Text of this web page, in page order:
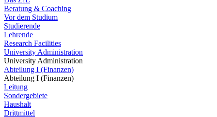
Beratung & Coaching
Vor dem Studium
Studierende
Lehrende
Research Facilities
University Administration
University Administration
Abteilung I (Finanzen)
Abteilung I (Finanzen)
Leitung
Sondergebiete
Haushalt
Drittmittel